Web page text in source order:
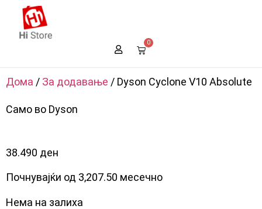
0
Дома / За додавање / Dyson Cyclone V10 Absolute
Само во Dyson
38.490 ден
Почнувајќи од 3,207.50 месечно
Нема на залиха